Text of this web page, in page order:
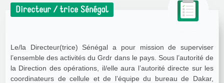
Directeur / trice Sénégal
Le/la Directeur(trice) Sénégal a pour mission de superviser
l’ensemble des activités du Grdr dans le pays. Sous l’autorité de
la Direction des opérations, il/elle aura l’autorité directe sur les
coordinateurs de cellule et de l’équipe du bureau de Dakar,